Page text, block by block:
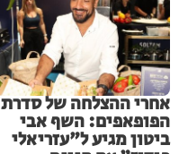
אחרי ההצלחה של סדרת
הפופאפים: השף אבי
ביטון מגיע ל"עזריאלי